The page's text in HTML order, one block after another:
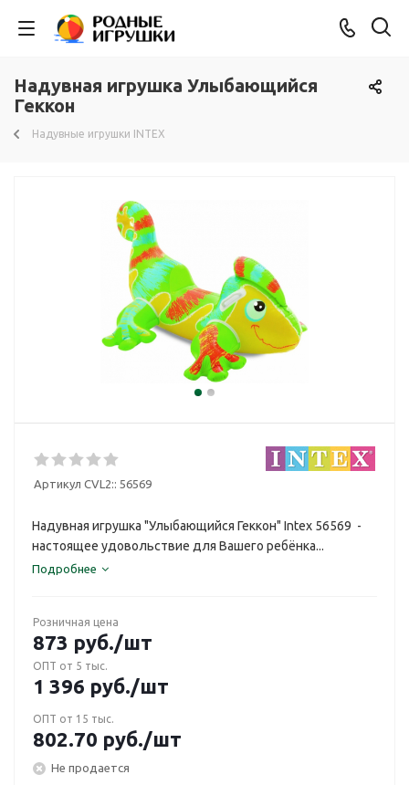
Надувная игрушка Улыбающийся
Геккон
Надувные игрушки INTEX
Артикул CVL2:: 56569
Надувная игрушка "Улыбающийся Геккон" Intex 56569 -
настоящее удовольствие для Вашего ребёнка...
Подробнее
Розничная цена
873 руб./шт
ОПТ от 5 тыс.
1 396 руб./шт
ОПТ от 15 тыс.
802.70 руб./шт
Не продается